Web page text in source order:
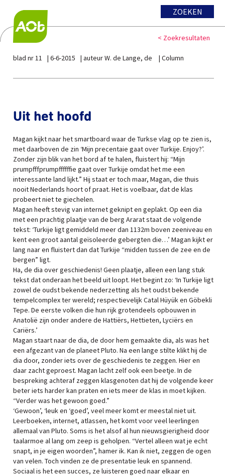
ZOEKEN
< Zoekresultaten
blad nr 11 6-6-2015 auteur W. de Lange, de Column
Uit het hoofd
Magan kijkt naar het smartboard waar de Turkse vlag op te zien is,
met daarboven de zin ‘Mijn precentaie gaat over Turkije. Enjoy?’.
Zonder zijn blik van het bord af te halen, fluistert hij: “Mijn
prumpfffprumpffffffie gaat over Turkije omdat het me een
interessante land lijkt.” Hij staat er toch maar, Magan, die thuis
nooit Nederlands hoort of praat. Het is voelbaar, dat de klas
probeert niet te giechelen.
Magan heeft stevig van internet geknipt en geplakt. Op een dia
met een prachtig plaatje van de berg Ararat staat de volgende
tekst: ‘Turkije ligt gemiddeld meer dan 1132m boven zeeniveau en
kent een groot aantal geïsoleerde gebergten die…’ Magan kijkt er
lang naar en fluistert dan dat Turkije “midden tussen de zee en de
bergen” ligt.
Ha, de dia over geschiedenis! Geen plaatje, alleen een lang stuk
tekst dat onderaan het beeld uit loopt. Het begint zo: ‘In Turkije ligt
zowel de oudst bekende nederzetting als het oudst bekende
tempelcomplex ter wereld; respectievelijk Catal Hüyük en Göbekli
Tepe. De eerste volken die hun rijk grotendeels opbouwen in
Anatolië zijn onder andere de Hattiërs, Hettieten, Lyciërs en
Cariërs.’
Magan staart naar de dia, de door hem gemaakte dia, als was het
een afgezant van de planeet Pluto. Na een lange stilte klikt hij de
dia door, zonder iets over de geschiedenis te zeggen. Hier en
daar zacht geproest. Magan lacht zelf ook een beetje. In de
bespreking achteraf zeggen klasgenoten dat hij de volgende keer
beter iets harder kan praten en iets meer de klas in moet kijken.
“Verder was het gewoon goed.”
‘Gewoon’, ‘leuk en ‘goed’, veel meer komt er meestal niet uit.
Leerboeken, internet, atlassen, het komt voor veel leerlingen
allemaal van Pluto. Soms is het alsof al hun nieuwsgierigheid door
taalarmoe al lang om zeep is geholpen. “Vertel alleen wat je echt
snapt, in je eigen woorden”, hamer ik. Kan ik niet, zeggen de ogen
van velen. Toch vinden ze de presentatie leuk en spannend.
Sociaal is het een succes, ze luisteren goed naar elkaar en